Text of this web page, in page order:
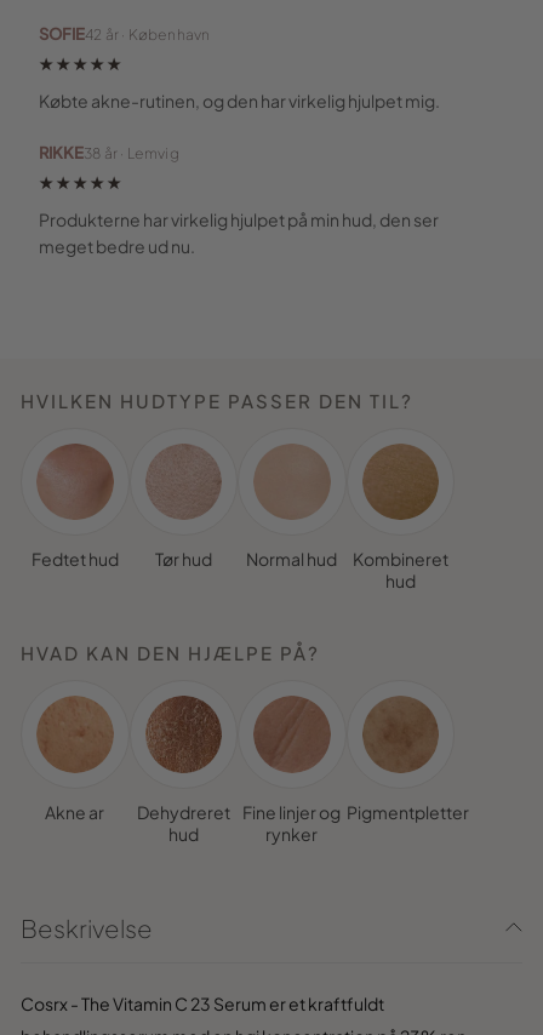
SOFIE42 år · København
★★★★★
Købte akne-rutinen, og den har virkelig hjulpet mig.
RIKKE38 år · Lemvig
★★★★★
Produkterne har virkelig hjulpet på min hud, den ser
meget bedre ud nu.
Beskrivelse
Cosrx - The Vitamin C 23 Serum er et kraftfuldt
HVILKEN HUDTYPE PASSER DEN TIL?
Fedtet hud Tør hud Normal hud
Kombineret
hud
HVAD KAN DEN HJÆLPE PÅ?
Akne ar
Dehydreret
hud
Fine linjer og
rynker
Pigmentpletter